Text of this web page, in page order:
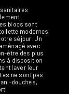
blocs sont
modernes,
séjour. Un
avec
être des plus
à disposition
laver leur
ne sont pas
douches,